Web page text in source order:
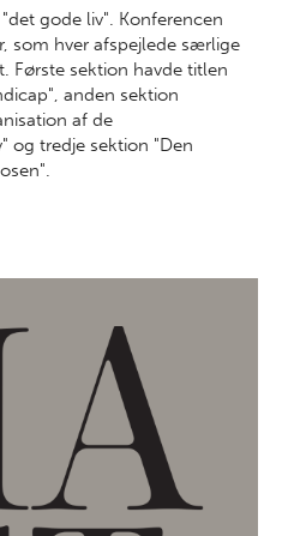
gode liv". Konferencen
som hver afspejlede særlige
Første sektion havde titlen
anden sektion
af de
og tredje sektion "Den